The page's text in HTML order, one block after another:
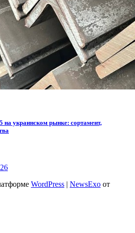
на украинском рынке: сортамент,
WordPress NewsExo от